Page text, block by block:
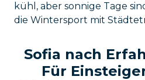
kühl, aber sonnige Tage
die Wintersport mit
Sofia nach
Für